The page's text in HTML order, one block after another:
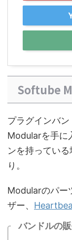
Softube
プラグインバ
Modularを手に
ンを持ってい
り。
Modularのパー
ザー、
バンドルの